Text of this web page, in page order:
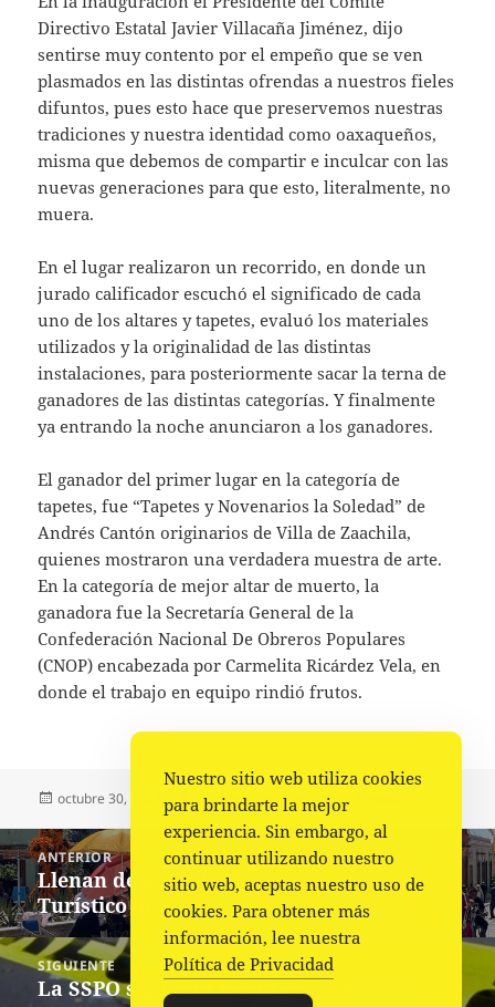
Directivo Estatal Javier Villacaña Jiménez, dijo
sentirse muy contento por el empeño que se ven
plasmados en las distintas ofrendas a nuestros fieles
difuntos, pues esto hace que preservemos nuestras
tradiciones y nuestra identidad como oaxaqueños,
misma que debemos de compartir e inculcar con las
nuevas generaciones para que esto, literalmente, no
muera.
En el lugar realizaron un recorrido, en donde un
jurado calificador escuchó el significado de cada
uno de los altares y tapetes, evaluó los materiales
utilizados y la originalidad de las distintas
instalaciones, para posteriormente sacar la terna de
ganadores de las distintas categorías. Y finalmente
ya entrando la noche anunciaron a los ganadores.
El ganador del primer lugar en la categoría de
tapetes, fue “Tapetes y Novenarios la Soledad” de
Andrés Cantón originarios de Villa de Zaachila,
quienes mostraron una verdadera muestra de arte.
En la categoría de mejor altar de muerto, la
ganadora fue la Secretaría General de la
Confederación Nacional De Obreros Populares
(CNOP) encabezada por Carmelita Ricárdez Vela, en
donde el trabajo en equipo rindió frutos.
Publicado
octubre 30, 2022 Autor
La redacción Categorías
Estado,
Navegación
de
entradas
ANTERIOR
Entrada
anterior:
Llenan de ambulantes el Andador
Turístico de Oaxaca
SIGUIENTE
Siguiente
La SSPO sigue sin resultados: hoy dos
Nuestro sitio web utiliza cookies
para brindarte la mejor
experiencia. Sin embargo, al
continuar utilizando nuestro
sitio web, aceptas nuestro uso de
cookies. Para obtener más
información, lee nuestra
Política de Privacidad